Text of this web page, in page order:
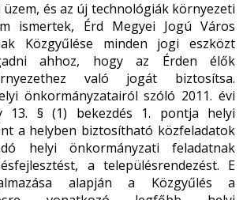
és az új technológiák környezeti
ismertek, Érd Megyei Jogú Város
Közgyűlése minden jogi eszközt
ahhoz, hogy az Érden élők
való jogát biztosítsa.
önkormányzatairól szóló 2011. évi
13. § (1) bekezdés 1. pontja helyi
a helyben biztosítható közfeladatok
helyi önkormányzati feladatnak
a településrendezést. E
alapján a Közgyűlés a